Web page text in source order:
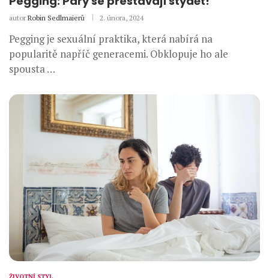
autor Robin Sedlmaierů 2. února, 2024
Pegging je sexuální praktika, která nabírá na
popularitě napříč generacemi. Obklopuje ho ale
spousta …